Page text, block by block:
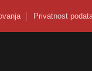
Privatnost